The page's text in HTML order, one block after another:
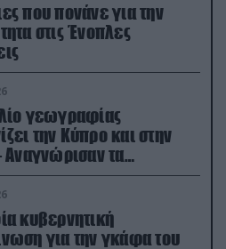
που πονάνε για την
στις Ένοπλες
γεωγραφίας
την Κύπρο και στην
Αναγνώρισαν τα
(φωτο)
κυβερνητική
για την γκάφα του